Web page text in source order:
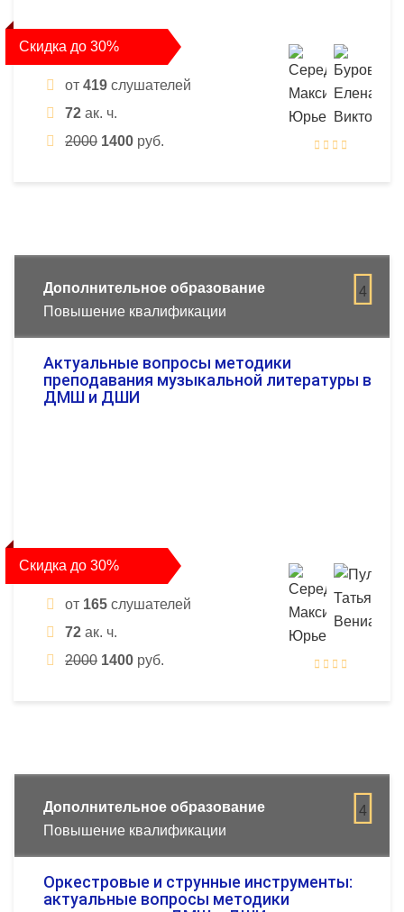
Скидка до 30%
от 419 слушателей
72 ак. ч.
2000 1400 руб.
4
Дополнительное образование
Повышение квалификации
Актуальные вопросы методики
преподавания музыкальной литературы в
ДМШ и ДШИ
Скидка до 30%
от 165 слушателей
72 ак. ч.
2000 1400 руб.
4
Дополнительное образование
Повышение квалификации
Оркестровые и струнные инструменты:
актуальные вопросы методики